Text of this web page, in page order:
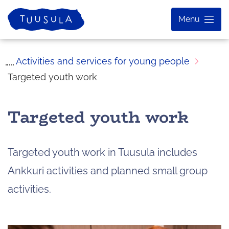
Skip
to
content
Home
Menu
Activities and services for young people
Targeted youth work
Targeted youth work
Targeted youth work in Tuusula includes
Ankkuri activities and planned small group
activities.